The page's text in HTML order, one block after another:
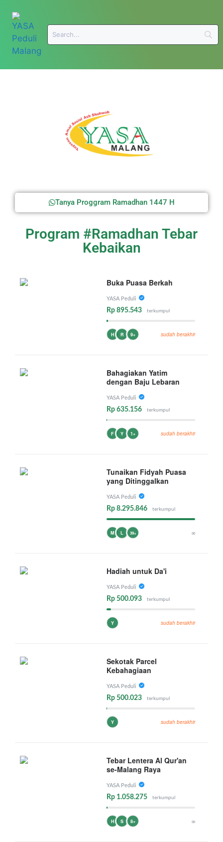
Tanya Proggram Ramadhan 1447 H
Program #Ramadhan Tebar
Kebaikan
Buka Puasa Berkah
YASA Peduli
Rp 895.543 terkumpul
H R 9+ sudah berakhir
Bahagiakan Yatim
dengan Baju Lebaran
YASA Peduli
Rp 635.156 terkumpul
F Y 1+ sudah berakhir
Tunaikan Fidyah Puasa
yang Ditinggalkan
YASA Peduli
Rp 8.295.846 terkumpul
M L 39+ ∞
Hadiah untuk Da'i
YASA Peduli
Rp 500.093 terkumpul
Y sudah berakhir
Sekotak Parcel
Kebahagiaan
YASA Peduli
Rp 500.023 terkumpul
Y sudah berakhir
Tebar Lentera Al Qur'an
se-Malang Raya
YASA Peduli
Rp 1.058.275 terkumpul
H S 8+ ∞